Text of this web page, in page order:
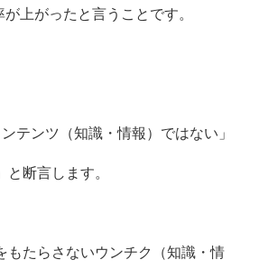
上がったと言うことです。
テンツ（知識・情報）ではない」
と断言します。
もたらさないウンチク（知識・情